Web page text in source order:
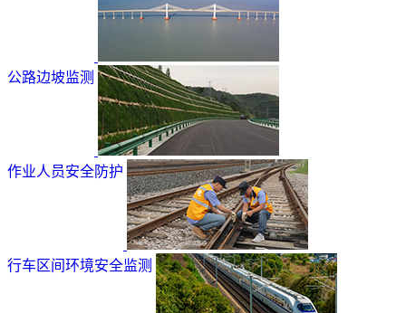
公路边坡监测
作业人员安全防护
行车区间环境安全监测